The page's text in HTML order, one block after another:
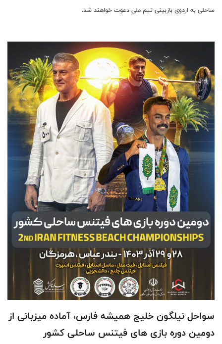
ساحلی به اردوی بازبینی تیم ملی دعوت خواهند شد.
سواحل نیلگون خلیج همیشه فارس، آماده میزبانی از
دومین دوره بازی های فیتنس ساحلی کشور